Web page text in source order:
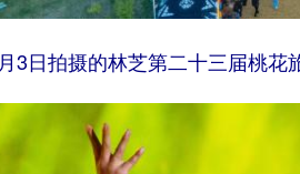
3日拍摄的林芝第二十三届桃花